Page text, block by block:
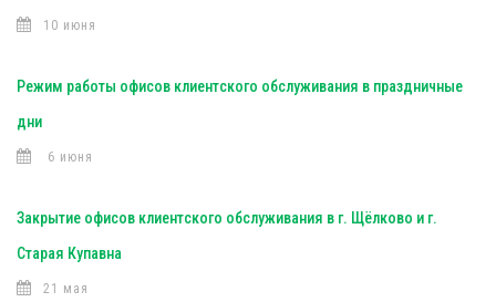
10 июня
Режим работы офисов клиентского обслуживания в праздничные
дни
6 июня
Закрытие офисов клиентского обслуживания в г. Щёлково и г.
Старая Купавна
21 мая